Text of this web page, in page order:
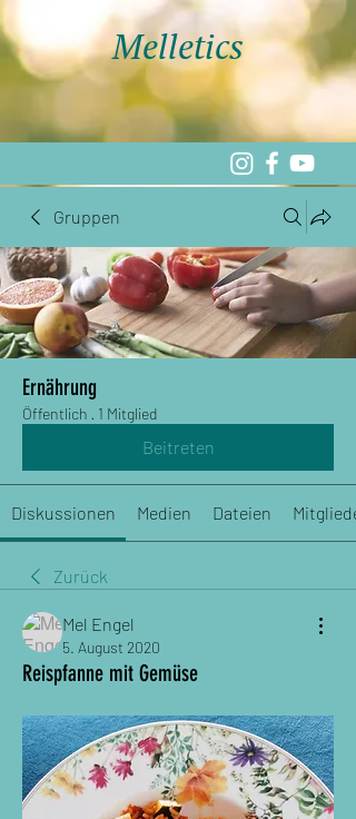
Melletics
Gruppen
Ernährung
Öffentlich · 1 Mitglied
Beitreten
Diskussionen Medien Dateien
Zurück
Mel Engel
5. August 2020
Reispfanne mit Gemüse